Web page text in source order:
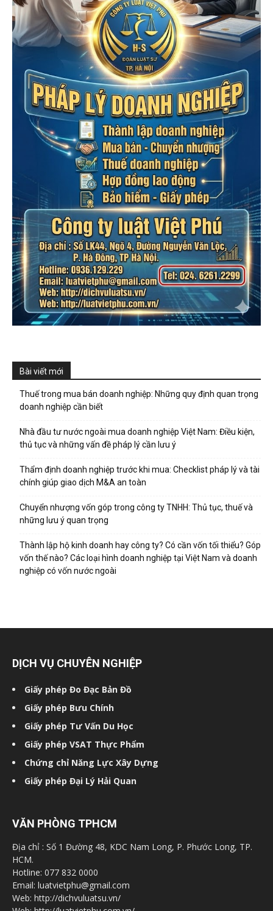
Bài viết mới
Thuế trong mua bán doanh nghiệp: Những quy định quan trọng
doanh nghiệp cần biết
Nhà đầu tư nước ngoài mua doanh nghiệp Việt Nam: Điều kiện,
thủ tục và những vấn đề pháp lý cần lưu ý
Thẩm định doanh nghiệp trước khi mua: Checklist pháp lý và tài
chính giúp giao dịch M&A an toàn
Chuyển nhượng vốn góp trong công ty TNHH: Thủ tục, thuế và
những lưu ý quan trọng
Thành lập hộ kinh doanh hay công ty? Có cần vốn tối thiểu? Góp
vốn thế nào? Các loại hình doanh nghiệp tại Việt Nam và doanh
nghiệp có vốn nước ngoài
DỊCH VỤ CHUYÊN NGHIỆP
Giấy phép Đo Đạc Bản Đồ
Giấy phép Bưu Chính
Giấy phép Tư Vấn Du Học
Giấy phép VSAT Thực Phẩm
Chứng chỉ Năng Lực Xây Dựng
Giấy phép Đại Lý Hải Quan
VĂN PHÒNG TPHCM
Địa chỉ : Số 1 Đường 48, KDC Nam Long, P. Phước Long, TP.
HCM.
Hotline: 077 832 0000
Email: luatvietphu@gmail.com
Web: http://dichvuluatsu.vn/